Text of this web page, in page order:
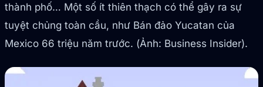
thành phố… Một số ít thiên thạch có thể gây ra sự
tuyệt chủng toàn cầu, như Bán đảo Yucatan của
Mexico 66 triệu năm trước. (Ảnh: Business Insider).